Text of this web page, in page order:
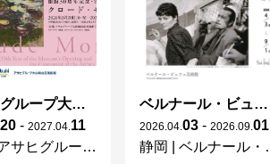
アサヒグループ大山崎山荘美術館 開館30周年記念展「没後100年 クロード・モネ」
20 - 2027 04 11
サヒグループ大山崎山荘美術館
ベルナール・ビュフェと写真 ーカメラがとらえたビュフェとその時代、そして21 世紀へ
2026 04 03 - 2026 09 01
静岡
ベルナール・ビュフェ美術館